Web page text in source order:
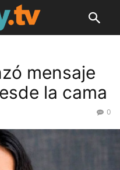
mensaje
la cama
0